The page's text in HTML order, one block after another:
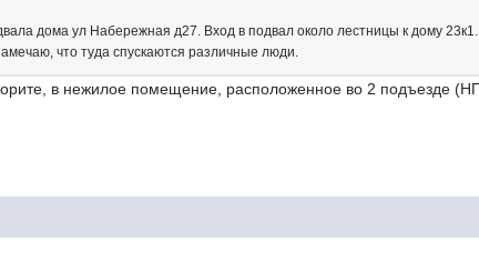
дома ул Набережная д27. Вход в подвал около лестницы к дому 23к1.
что туда спускаются различные люди.
в нежилое помещение, расположенное во 2 подъезде